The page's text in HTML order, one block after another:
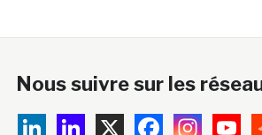
Nous suivre sur les